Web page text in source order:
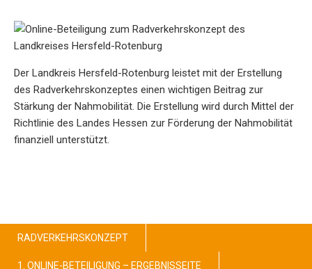
Der Landkreis Hersfeld-Rotenburg leistet mit der Erstellung
des Radverkehrskonzeptes einen wichtigen Beitrag zur
Stärkung der Nahmobilität. Die Erstellung wird durch Mittel der
Richtlinie des Landes Hessen zur Förderung der Nahmobilität
finanziell unterstützt.
RADVERKEHRSKONZEPT
1. ONLINE-BETEILIGUNG – ERGEBNISSEITE